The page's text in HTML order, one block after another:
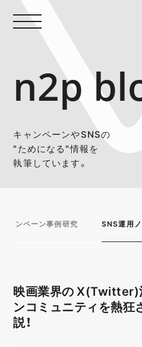
n2p
キャンペーンやSNSの
"ためになる"情報を
執筆しています。
キャンペーン事例研究 SNS運用
映画業界の X(Twitter)
ンコミュニティを熱狂
説！